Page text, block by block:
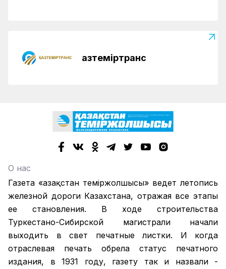
Қазтеміртранс
О нас
Газета «Қазақстан теміржолшысы» ведет летопись
железной дороги Казахстана, отражая все этапы
ее становления. В ходе строительства
Туркестано-Сибирской магистрали начали
выходить в свет печатные листки. И когда
отраслевая печать обрела статус печатного
издания, в 1931 году, газету так и назвали -